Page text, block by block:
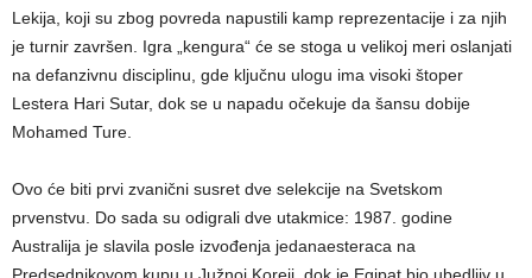
Lekija, koji su zbog povreda napustili kamp reprezentacije i za njih
je turnir završen. Igra „kengura“ će se stoga u velikoj meri oslanjati
na defanzivnu disciplinu, gde ključnu ulogu ima visoki štoper
Lestera Hari Sutar, dok se u napadu očekuje da šansu dobije
Mohamed Ture.
Ovo će biti prvi zvanični susret dve selekcije na Svetskom
prvenstvu. Do sada su odigrali dve utakmice: 1987. godine
Australija je slavila posle izvođenja jedanaesteraca na